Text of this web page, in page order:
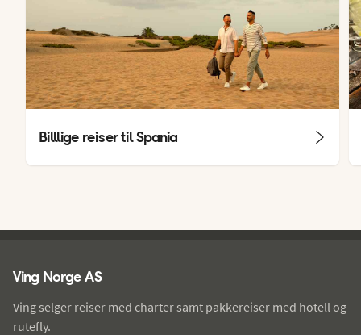
Billlige reiser til Spania
Ving Norge AS
Ving selger reiser med charter samt pakkereiser med hotell og
rutefly.